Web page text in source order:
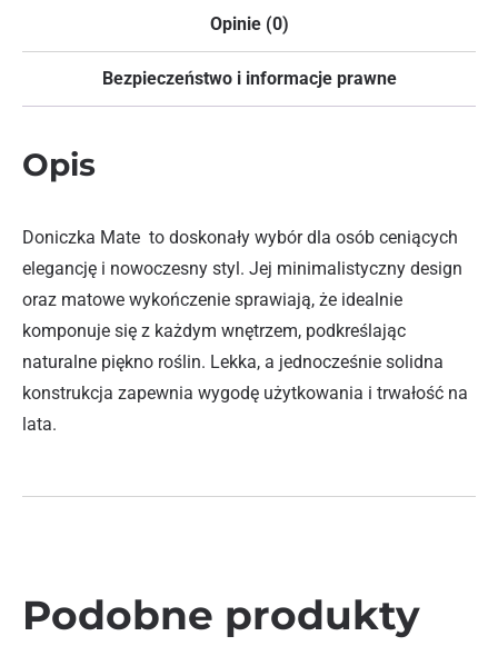
Opinie (0)
Bezpieczeństwo i informacje prawne
Opis
Doniczka Mate to doskonały wybór dla osób ceniących
elegancję i nowoczesny styl. Jej minimalistyczny design
oraz matowe wykończenie sprawiają, że idealnie
komponuje się z każdym wnętrzem, podkreślając
naturalne piękno roślin. Lekka, a jednocześnie solidna
konstrukcja zapewnia wygodę użytkowania i trwałość na
lata.
Podobne produkty